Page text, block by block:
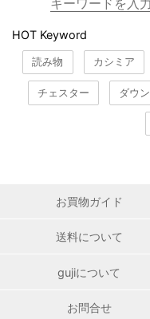
HOT Keyword
読み物 カシミア
チェスター ダウン
お買物ガイド
送料について
gujiについて
お問合せ